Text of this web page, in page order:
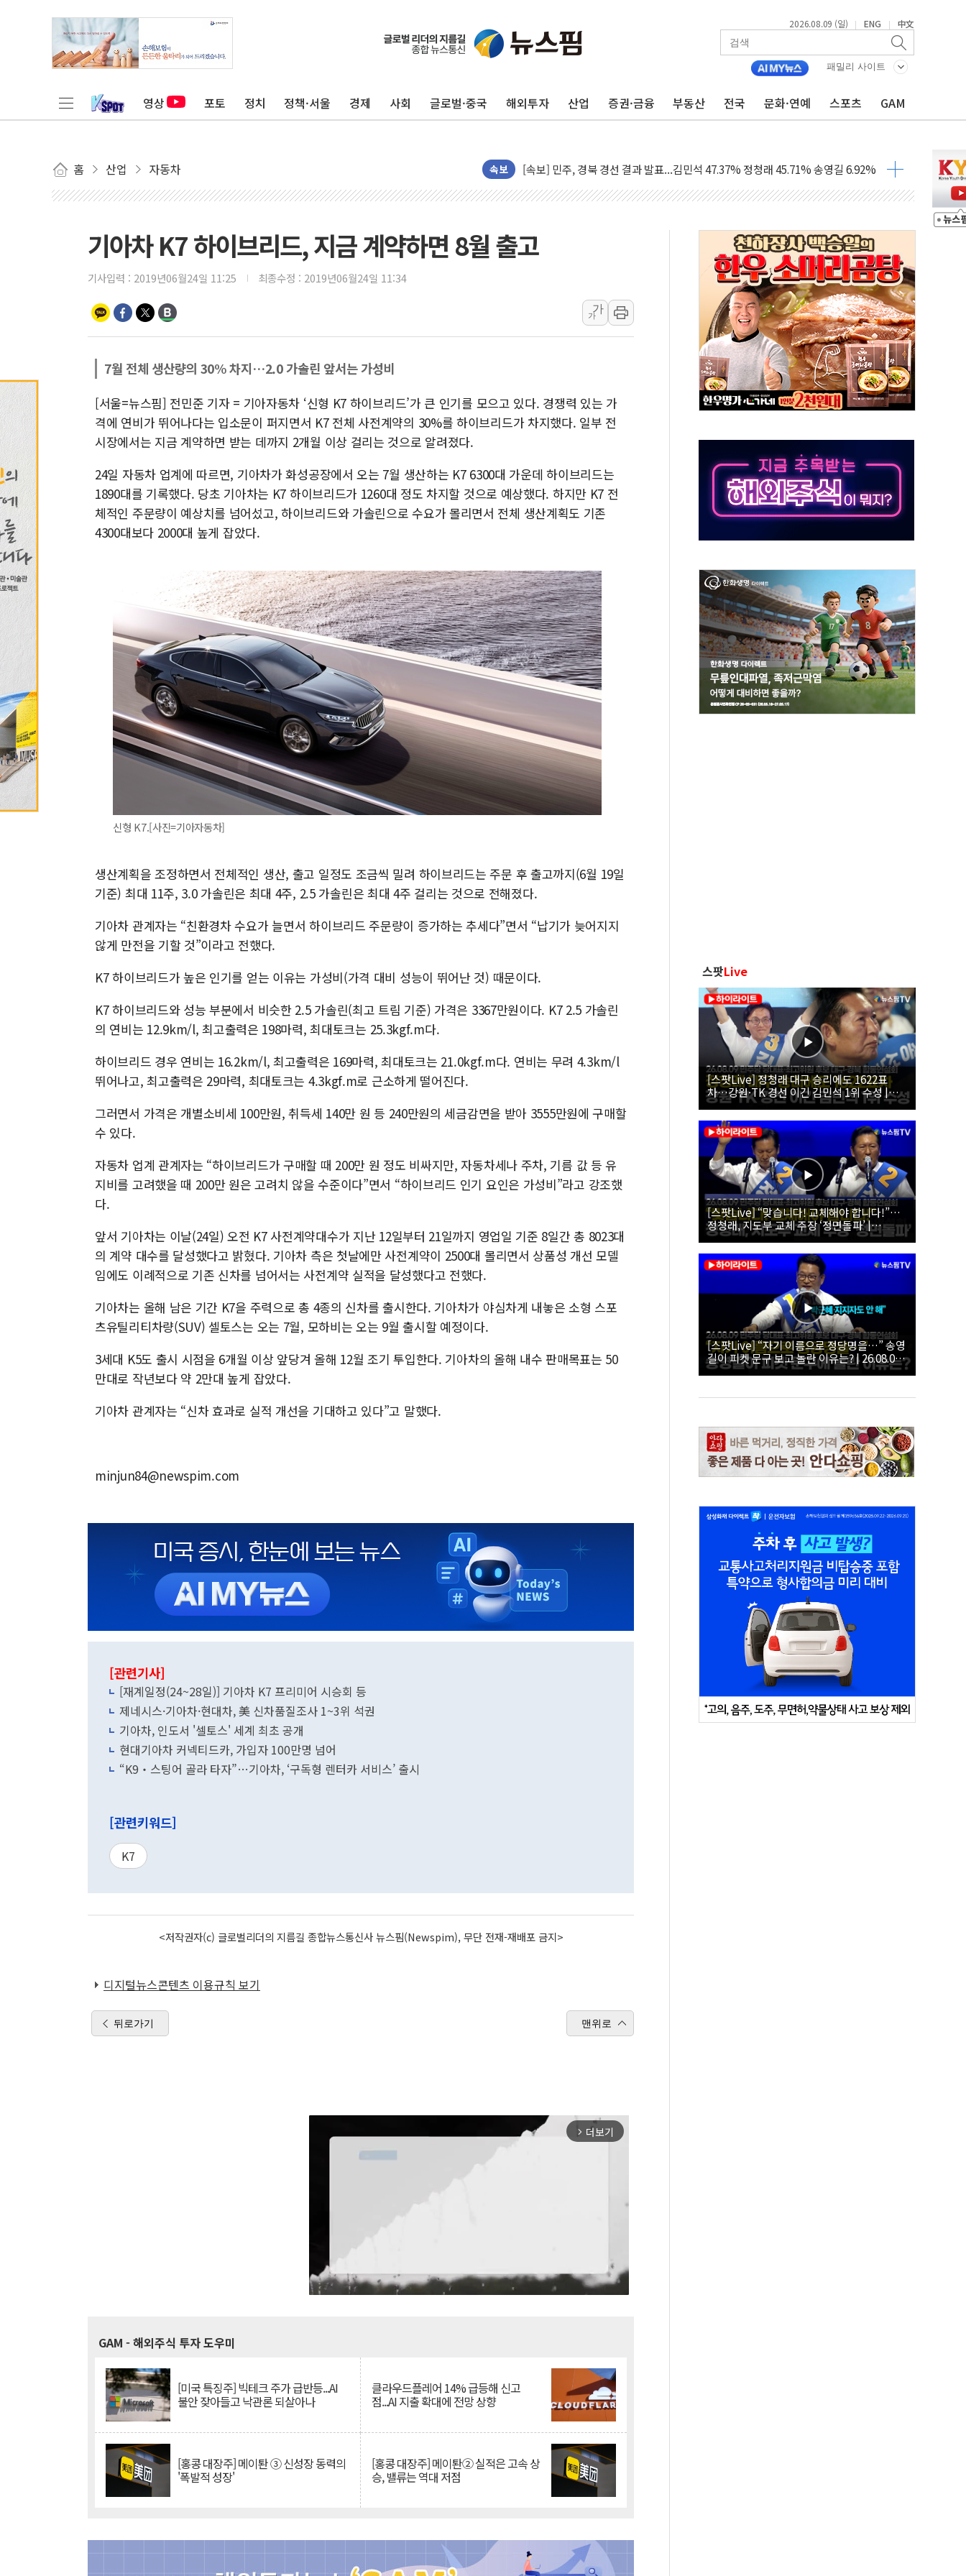
2026.08.09 (일) | ENG | 中文
패밀리 사이트
영상 포토 정치 정책·서울 경제 사회 글로벌·중국 해외투자 산업 증권·금융 부동산 전국 문화·연예 스포츠 GAM
홈 산업 자동차 속보
[종합] 김민석, 정청래에 누적 '1.48%p' 차 선두 유지...金 46.01% vs 鄭 44.53%
민주당 경북도당위원장에 오중기 당선...합산득표율 68.63%
인천서 말다툼 중 어머니 살해 10대 구속…범행 후 반려견도 죽여
김민석, 강원·대구·경북 경선서 정청래에 승리…金 48.54% vs 鄭 44.40%
[속보] 민주, 경북 경선 결과 발표...김민석 47.37% 정청래 45.71% 송영길 6.92%
[속보] 민주, 대구 경선 결과 발표...정청래 47.82% 김민석 46.35% 송영길 5.83%
정재헌 CEO, SKT 장기고객 400명 맞이…"마음 잇는 시간 되길"
최태원, 노소영에 9440억 지급 확정되나…재상고 앞두고 막판 셈법
인천시 광복절 현수막 '태극기 거꾸로' 논란…이틀만에 철거
병무청, 보충역 전면 손질… 예술·체육요원 최대 33% 감축
홈플러스發 대형마트 판매, 역대 최대폭 감소한 9.4%↓…유통업계 양극화 심화
윤준병·이해민 의원, '정부 특사'로 콜롬비아 대통령 취임식 참석
'호우·산사태 주의보' 울진 시간당 30mm 강한 비...호우 피해 없어
여야, 황희 '버스 하우스' 공방…野 "청년 우롱 기괴" vs 與 "송구한 해프닝"
풀무원재단, '국제과학연극제 2026'서 어린이 과학연극 2편 수상
與 "세제개편안 8월 말 당정 조율 완료…초고가·비거주 1주택 등 여론 수렴"
기아차 K7 하이브리드, 지금 계약하면 8월 출고
기사입력 : 2019년06월24일 11:25 최종수정 : 2019년06월24일 11:34
가
가
7월 전체 생산량의 30% 차지…2.0 가솔린 앞서는 가성비
[서울=뉴스핌] 전민준 기자 = 기아자동차 ‘신형 K7 하이브리드’가 큰 인기를 모으고 있다. 경쟁력 있는 가
격에 연비가 뛰어나다는 입소문이 퍼지면서 K7 전체 사전계약의 30%를 하이브리드가 차지했다. 일부 전
시장에서는 지금 계약하면 받는 데까지 2개월 이상 걸리는 것으로 알려졌다.
24일 자동차 업계에 따르면, 기아차가 화성공장에서 오는 7월 생산하는 K7 6300대 가운데 하이브리드는
1890대를 기록했다. 당초 기아차는 K7 하이브리드가 1260대 정도 차지할 것으로 예상했다. 하지만 K7 전
체적인 주문량이 예상치를 넘어섰고, 하이브리드와 가솔린으로 수요가 몰리면서 전체 생산계획도 기존
4300대보다 2000대 높게 잡았다.
신형 K7.[사진=기아자동차]
생산계획을 조정하면서 전체적인 생산, 출고 일정도 조금씩 밀려 하이브리드는 주문 후 출고까지(6월 19일
기준) 최대 11주, 3.0 가솔린은 최대 4주, 2.5 가솔린은 최대 4주 걸리는 것으로 전해졌다.
기아차 관계자는 “친환경차 수요가 늘면서 하이브리드 주문량이 증가하는 추세다”면서 “납기가 늦어지지
않게 만전을 기할 것”이라고 전했다.
K7 하이브리드가 높은 인기를 얻는 이유는 가성비(가격 대비 성능이 뛰어난 것) 때문이다.
K7 하이브리드와 성능 부분에서 비슷한 2.5 가솔린(최고 트림 기준) 가격은 3367만원이다. K7 2.5 가솔린
의 연비는 12.9km/l, 최고출력은 198마력, 최대토크는 25.3kgf.m다.
하이브리드 경우 연비는 16.2km/l, 최고출력은 169마력, 최대토크는 21.0kgf.m다. 연비는 무려 4.3km/l
뛰어나고, 최고출력은 29마력, 최대토크는 4.3kgf.m로 근소하게 떨어진다.
그러면서 가격은 개별소비세 100만원, 취득세 140만 원 등 240만원의 세금감면을 받아 3555만원에 구매할
수 있다.
자동차 업계 관계자는 “하이브리드가 구매할 때 200만 원 정도 비싸지만, 자동차세나 주차, 기름 값 등 유
지비를 고려했을 때 200만 원은 고려치 않을 수준이다”면서 “하이브리드 인기 요인은 가성비”라고 강조했
다.
앞서 기아차는 이날(24일) 오전 K7 사전계약대수가 지난 12일부터 21일까지 영업일 기준 8일간 총 8023대
의 계약 대수를 달성했다고 밝혔다. 기아차 측은 첫날에만 사전계약이 2500대 몰리면서 상품성 개선 모델
임에도 이례적으로 기존 신차를 넘어서는 사전계약 실적을 달성했다고 전했다.
기아차는 올해 남은 기간 K7을 주력으로 총 4종의 신차를 출시한다. 기아차가 야심차게 내놓은 소형 스포
츠유틸리티차량(SUV) 셀토스는 오는 7월, 모하비는 오는 9월 출시할 예정이다.
3세대 K5도 출시 시점을 6개월 이상 앞당겨 올해 12월 조기 투입한다. 기아차의 올해 내수 판매목표는 50
만대로 작년보다 약 2만대 높게 잡았다.
기아차 관계자는 “신차 효과로 실적 개선을 기대하고 있다”고 말했다.
minjun84@newspim.com
[관련기사]
[재계일정(24~28일)] 기아차 K7 프리미어 시승회 등
제네시스·기아차·현대차, 美 신차품질조사 1~3위 석권
기아차, 인도서 '셀토스' 세계 최초 공개
현대기아차 커넥티드카, 가입자 100만명 넘어
“K9‧스팅어 골라 타자”…기아차, ‘구독형 렌터카 서비스’ 출시
[관련키워드]
K7
<저작권자(c) 글로벌리더의 지름길 종합뉴스통신사 뉴스핌(Newspim), 무단 전재-재배포 금지>
디지털뉴스콘텐츠 이용규칙 보기
뒤로가기 맨위로
arrow_forward_ios 더보기
GAM - 해외주식 투자 도우미
[미국 특징주] 빅테크 주가 급반등...AI
불안 잦아들고 낙관론 되살아나
클라우드플레어 14% 급등해 신고
점...AI 지출 확대에 전망 상향
[홍콩 대장주] 메이퇀 ③ 신성장 동력의
'폭발적 성장'
[홍콩 대장주] 메이퇀② 실적은 고속 상
승, 밸류는 역대 저점
스팟Live
[스팟Live] 정청래 대구 승리에도 1622표
차…강원·TK 경선 이긴 김민석 1위 수성 |
26.08.09 더불어민주당 당대표·최고위원 후
보 대구·경북 합동연설회
[스팟Live] “맞습니다! 교체해야 합니다!”…
정청래, 지도부 교체 주장 ‘정면돌파’ |
26.08.09 더불어민주당 당대표·최고위원 후
보 대구·경북 합동연설회
[스팟Live] “자기 이름으로 정당명을…” 송영
길이 피켓 문구 보고 놀란 이유는? | 26.08.09
더불어민주당 당대표·최고위원 후보 대구·경